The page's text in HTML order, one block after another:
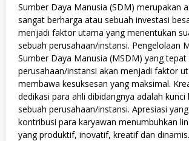
Sumber Daya Manusia (SDM) merupakan
sangat berharga atau sebuah investasi
menjadi faktor utama yang menentukan
sebuah perusahaan/instansi. Pengelolaan
Sumber Daya Manusia (MSDM) yang tepat
perusahaan/instansi akan menjadi faktor
membawa kesuksesan yang maksimal.
dedikasi para ahli dibidangnya adalah kunci
sebuah perusahaan/instansi. Apresiasi
kontribusi para karyawan menumbuhkan
yang produktif, inovatif, kreatif dan dinamis.